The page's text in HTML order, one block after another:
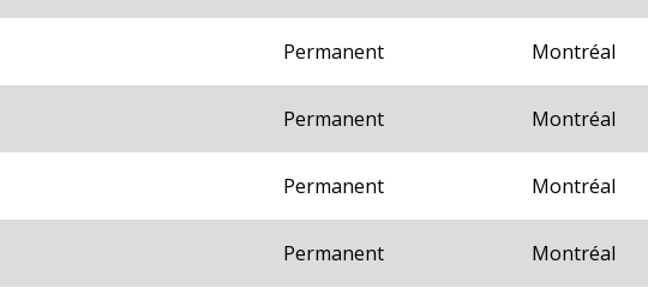
Permanent Montréal
Permanent Montréal
Permanent Montréal
Permanent Montréal